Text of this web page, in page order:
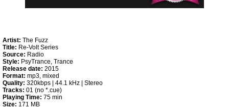
Artist: The Fuzz
Title: Re-Volt Series
Source: Radio
Style: PsyTrance, Trance
Release date: 2015
Format: mp3, mixed
Quality: 320kbps | 44.1 kHz | Stereo
Tracks: 01 (no *.cue)
Playing Time: 75 min
Size: 171 MB